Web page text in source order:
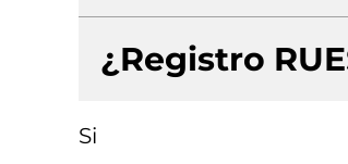
¿Registro
Si